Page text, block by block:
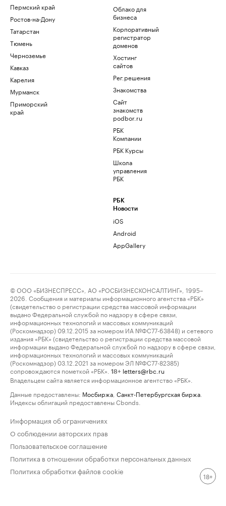
Пермский край
Ростов-на-Дону
Татарстан
Тюмень
Черноземье
Кавказ
Карелия
Мурманск
Приморский
край
Облако для
бизнеса
Корпоративный
регистратор
доменов
Хостинг
сайтов
Рег.решения
Знакомства
Сайт
знакомств
podbor.ru
РБК
Компании
РБК Курсы
Школа
управления
РБК
РБК
Новости
iOS
Android
AppGallery
© ООО «БИЗНЕСПРЕСС», АО «РОСБИЗНЕСКОНСАЛТИНГ», 1995–
2026. Сообщения и материалы информационного агентства «РБК»
(свидетельство о регистрации средства массовой информации
выдано Федеральной службой по надзору в сфере связи,
информационных технологий и массовых коммуникаций
(Роскомнадзор) 09.12.2015 за номером ИА №ФС77-63848) и сетевого
издания «РБК» (свидетельство о регистрации средства массовой
информации выдано Федеральной службой по надзору в сфере связи,
информационных технологий и массовых коммуникаций
(Роскомнадзор) 03.12.2021 за номером ЭЛ №ФС77-82385)
сопровождаются пометкой «РБК».
18+ letters@rbc.ru
Владельцем сайта является информационное агентство «РБК».
Данные предоставлены: Мосбиржа Санкт-Петербургская биржа
Индексы облигаций предоставлены Cbonds.
Информация об ограничениях
О соблюдении авторских прав
Пользовательское соглашение
Политика в отношении обработки персональных данных
Политика обработки файлов cookie
18+